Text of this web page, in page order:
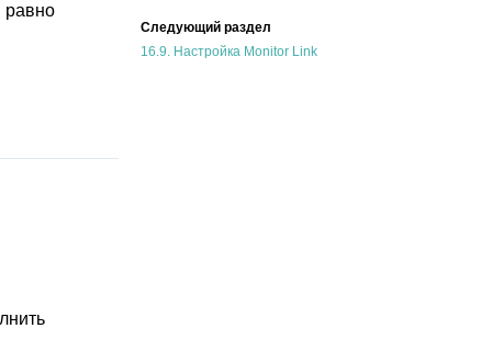
равно
Следующий раздел
16.9. Настройка Monitor Link